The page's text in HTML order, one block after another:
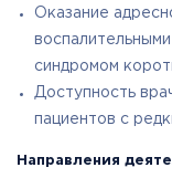
Оказание
синдромом
Доступность
пациентов с
Направления